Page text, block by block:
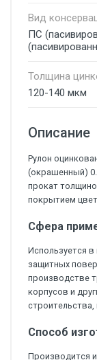
Вид
ПС
Толщина
120-140 мкм
Описание
Рулон
(окрашенный)
прокат
покрытием
Сфера
Используется
защитных
производстве
корпусов и
Способ
Производится